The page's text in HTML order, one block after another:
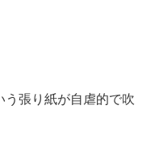
う張り紙が自虐的で吹